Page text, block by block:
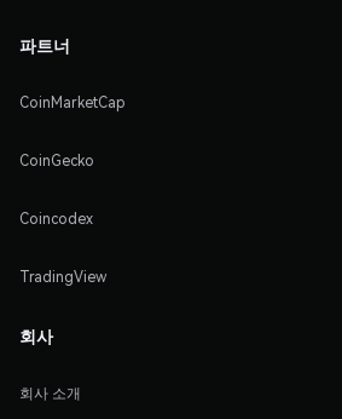
파트너
CoinMarketCap
CoinGecko
Coincodex
TradingView
회사
회사 소개